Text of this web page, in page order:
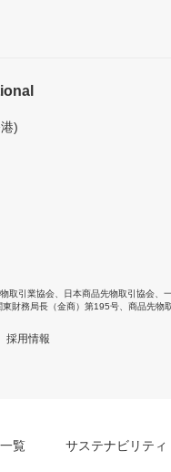
)
取引業協会 日本商品先物取引協会
財務局長（金商）第195号、商品先物
採用情報
覧 サステナビリティ